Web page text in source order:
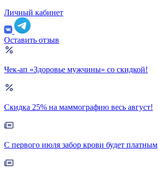
Личный кабинет
Оставить отзыв
Чек-ап «Здоровье мужчины» со скидкой!
Скидка 25% на маммографию весь август!
С первого июля забор крови будет платным